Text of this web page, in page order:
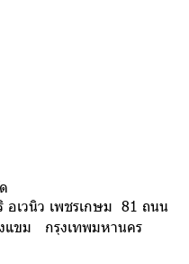
เวนิว เพชรเกษม 81 ถนน
แขม กรุงเทพมหานคร